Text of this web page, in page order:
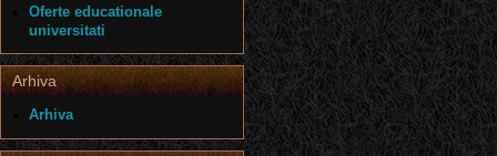
Oferte educationale
universitati
Arhiva
Arhiva